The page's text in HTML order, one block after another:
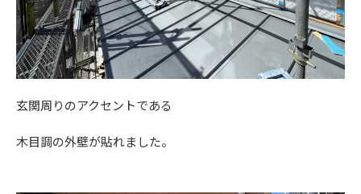
玄関周りのアクセントである
木目調の外壁が貼れました。